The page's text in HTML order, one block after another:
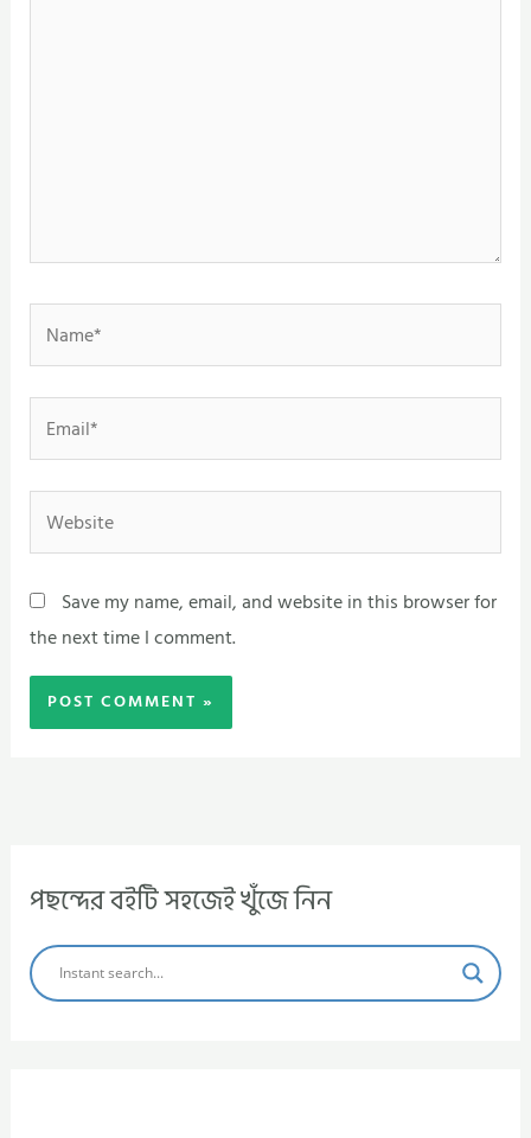
Name*
Email*
Website
Save my name, email, and website in this browser for
the next time I comment.
পছন্দের বইটি সহজেই খুঁজে নিন